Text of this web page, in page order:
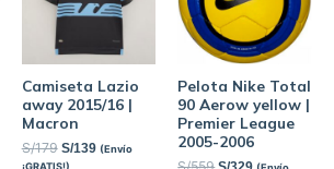
Camiseta Lazio
away 2015/16 |
Macron
S/179 S/139 (Envío
¡GRATIS!)
Pelota Nike Total
90 Aerow yellow |
Premier League
2005-2006